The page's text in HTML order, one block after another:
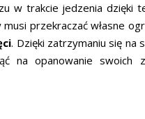
w trakcie jedzenia dzięki
przekraczać własne
. Dzięki zatrzymaniu się na
na opanowanie swoich